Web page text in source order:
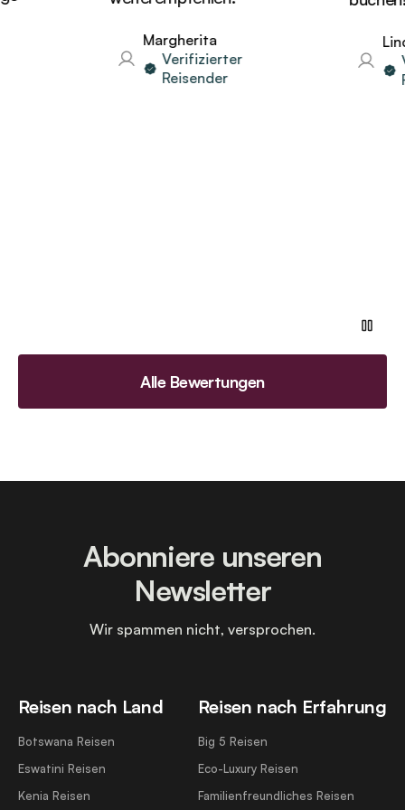
Margherita
Verifizierter
Reisender
Linda
Alle Bewertungen
Reisen nach Land
Botswana Reisen
Eswatini Reisen
Kenia Reisen
Reisen nach Erfahrung
Big 5 Reisen
Eco-Luxury Reisen
Familienfreundliches Reisen
Abonniere unseren
Newsletter
Wir spammen nicht, versprochen.